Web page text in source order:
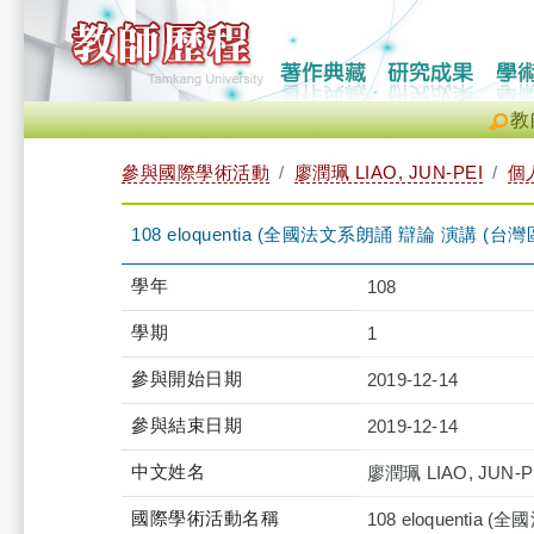
教
參與國際學術活動 廖潤珮 LIAO, JUN-PEI 個
108 eloquentia (全國法文系朗誦 辯論 演講 (台
學年 108
學期 1
參與開始日期 2019-12-14
參與結束日期 2019-12-14
中文姓名 廖潤珮 LIAO, JUN-
國際學術活動名稱 108 eloquentia (全